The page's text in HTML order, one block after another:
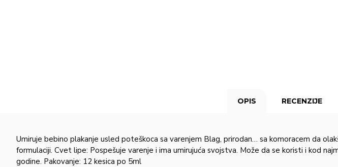
OPIS RECENZIJE
Umiruje bebino plakanje usled poteškoca sa varenjem Blag, prirodan… sa komoracem da
formulaciji. Cvet lipe: Pospešuje varenje i ima umirujuća svojstva. Može da se koristi i kod
godine. Pakovanje: 12 kesica po 5ml